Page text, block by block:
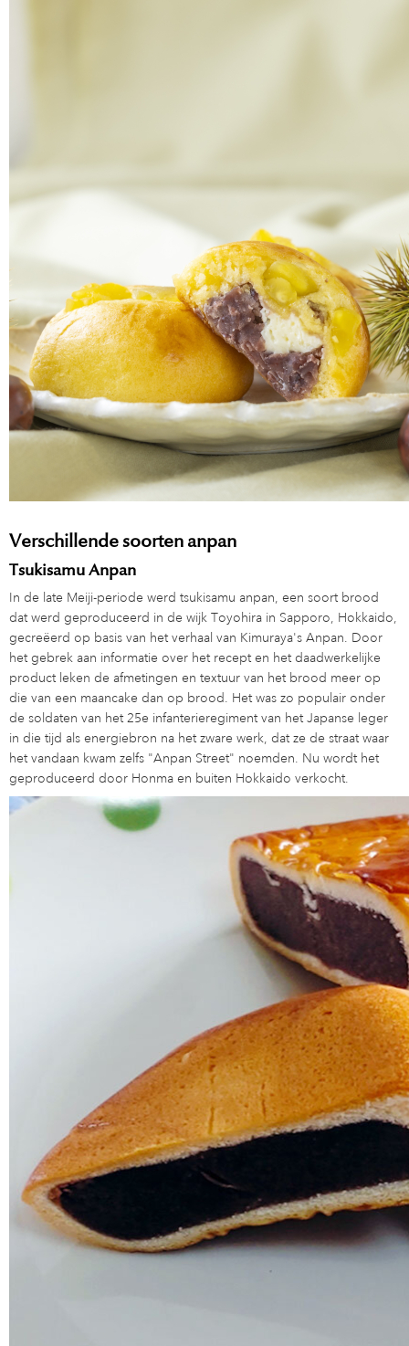
Verschillende soorten anpan
Tsukisamu Anpan
In de late Meiji-periode werd tsukisamu anpan, een soort brood
dat werd geproduceerd in de wijk Toyohira in Sapporo, Hokkaido,
gecreëerd op basis van het verhaal van Kimuraya's Anpan. Door
het gebrek aan informatie over het recept en het daadwerkelijke
product leken de afmetingen en textuur van het brood meer op
die van een maancake dan op brood. Het was zo populair onder
de soldaten van het 25e infanterieregiment van het Japanse leger
in die tijd als energiebron na het zware werk, dat ze de straat waar
het vandaan kwam zelfs "Anpan Street" noemden. Nu wordt het
geproduceerd door Honma en buiten Hokkaido verkocht.